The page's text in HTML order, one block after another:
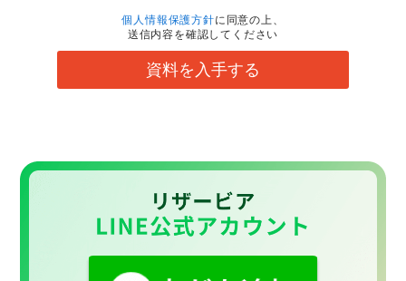
個人情報保護方針に同意の上、
送信内容を確認してください
資料を入手する